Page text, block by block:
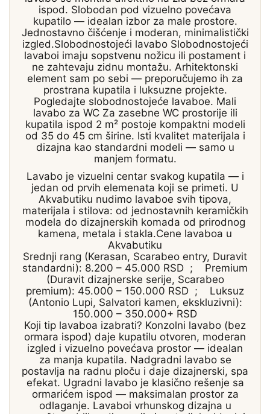
ispod. Slobodan pod vizuelno povećava
kupatilo — idealan izbor za male prostore.
Jednostavno čišćenje i moderan, minimalistički
izgled.Slobodnostojeći lavabo Slobodnostojeći
lavaboi imaju sopstvenu nožicu ili postament i
ne zahtevaju zidnu montažu. Arhitektonski
element sam po sebi — preporučujemo ih za
prostrana kupatila i luksuzne projekte.
Pogledajte slobodnostojeće lavaboe. Mali
lavabo za WC Za zasebne WC prostorije ili
kupatila ispod 2 m² postoje kompaktni modeli
od 35 do 45 cm širine. Isti kvalitet materijala i
dizajna kao standardni modeli — samo u
manjem formatu.
Lavabo je vizuelni centar svakog kupatila — i
jedan od prvih elemenata koji se primeti. U
Akvabutiku nudimo lavaboe svih tipova,
materijala i stilova: od jednostavnih keramičkih
modela do dizajnerskih komada od prirodnog
kamena, metala i stakla.Cene lavaboa u
Akvabutiku
Srednji rang (Kerasan, Scarabeo entry, Duravit
standardni): 8.200 – 45.000 RSD ; Premium
(Duravit dizajnerske serije, Scarabeo
premium): 45.000 – 150.000 RSD ; Luksuz
(Antonio Lupi, Salvatori kamen, ekskluzivni):
150.000 – 350.000+ RSD
Koji tip lavaboa izabrati? Konzolni lavabo (bez
ormara ispod) daje kupatilu otvoren, moderan
izgled i vizuelno povećava prostor — idealan
za manja kupatila. Nadgradni lavabo se
postavlja na radnu ploču i daje dizajnerski, spa
efekat. Ugradni lavabo je klasično rešenje sa
ormarićem ispod — maksimalan prostor za
odlaganje. Lavaboi vrhunskog dizajna u